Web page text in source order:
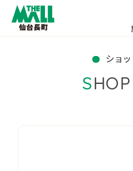
ショ